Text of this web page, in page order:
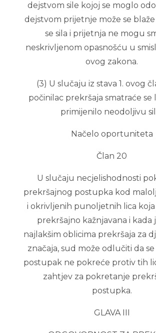
dejstvom sile kojoj se moglo
dejstvom prijetnje može se
se sila i prijetnja ne mogu
neskrivljenom opasnošću u
ovog zakona.
(3) U slučaju iz stava 1. ovog
počinilac prekršaja smatraće se
primijenilo neodoljivu
Načelo oportuniteta
Član 20
U slučaju necjelishodnosti
prekršajnog postupka kod
i okrivljenih punoljetnih lica koja
prekršajno kažnjavana i kada
najlakšim oblicima prekršaja za
značaja, sud može odlučiti da
postupak ne pokreće protiv tih
zahtjev za pokretanje
postupka.
GLAVA III